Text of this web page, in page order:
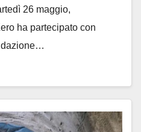
26 maggio,
ha partecipato con